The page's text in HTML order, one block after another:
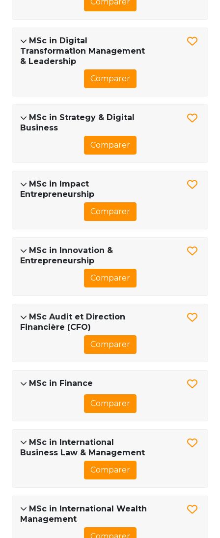
MSc in Digital
Transformation Management
& Leadership
Comparer
MSc in Strategy & Digital
Business
Comparer
MSc in Impact
Entrepreneurship
Comparer
MSc in Innovation &
Entrepreneurship
Comparer
MSc Audit et Direction
Financière (CFO)
Comparer
MSc in Finance
Comparer
MSc in International
Business Law & Management
Comparer
MSc in International Wealth
Management
Comparer